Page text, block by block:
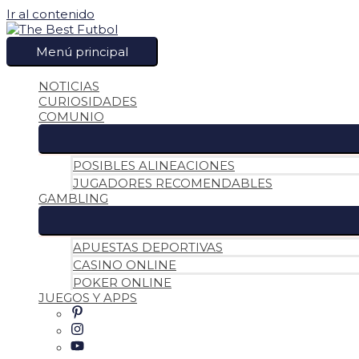
Ir al contenido
Menú principal
NOTICIAS
CURIOSIDADES
COMUNIO
POSIBLES ALINEACIONES
JUGADORES RECOMENDABLES
GAMBLING
APUESTAS DEPORTIVAS
CASINO ONLINE
POKER ONLINE
JUEGOS Y APPS